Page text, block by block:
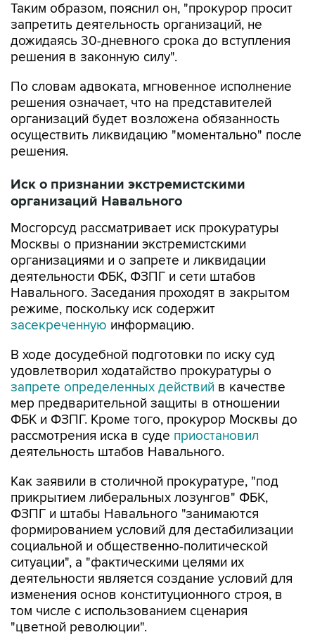
Таким образом, пояснил он, "прокурор просит
запретить деятельность организаций, не
дожидаясь 30-дневного срока до вступления
решения в законную силу".
По словам адвоката, мгновенное исполнение
решения означает, что на представителей
организаций будет возложена обязанность
осуществить ликвидацию "моментально" после
решения.
Иск о признании экстремистскими
организаций Навального
Мосгорсуд рассматривает иск прокуратуры
Москвы о признании экстремистскими
организациями и о запрете и ликвидации
деятельности ФБК, ФЗПГ и сети штабов
Навального. Заседания проходят в закрытом
режиме, поскольку иск содержит
засекреченную информацию.
В ходе досудебной подготовки по иску суд
удовлетворил ходатайство прокуратуры о
запрете определенных действий в качестве
мер предварительной защиты в отношении
ФБК и ФЗПГ. Кроме того, прокурор Москвы до
рассмотрения иска в суде приостановил
деятельность штабов Навального.
Как заявили в столичной прокуратуре, "под
прикрытием либеральных лозунгов" ФБК,
ФЗПГ и штабы Навального "занимаются
формированием условий для дестабилизации
социальной и общественно-политической
ситуации", а "фактическими целями их
деятельности является создание условий для
изменения основ конституционного строя, в
том числе с использованием сценария
"цветной революции".